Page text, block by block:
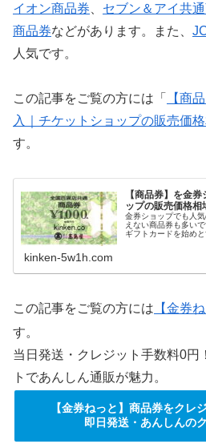
イオン商品券
セブン＆アイ共
商品券などがあります。また、
人気です。
この記事をご覧の方には「
【商
入｜チケットショップの販売価
す。
【商品券】を金
ップの販売価格相
金券ショップでも人
えない商品券も多い
ギフトカードを始め
な商品券もあります
すい、複数の店舗で
kinken-5w1h.com
この記事をご覧の方には 【金券
す。
当日発送・クレジット手数料0円
トであんしん通販が魅力。
【金券ねっと】商品券をクレ
即日発送・あんしんの